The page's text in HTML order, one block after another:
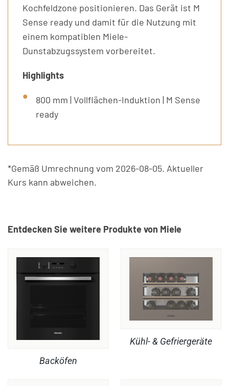
Kochfeldzone positionieren. Das Gerät ist M
Sense ready und damit für die Nutzung mit
einem kompatiblen Miele-
Dunstabzugssystem vorbereitet.
Highlights
800 mm | Vollflächen-Induktion | M Sense
ready
*Gemäß Umrechnung vom 2026-08-05. Aktueller
Kurs kann abweichen.
Entdecken Sie weitere Produkte von Miele
Backöfen
Kühl- & Gefriergeräte